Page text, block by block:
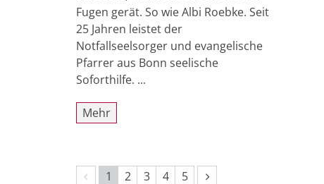
Fugen gerät. So wie Albi Roebke. Seit
25 Jahren leistet der
Notfallseelsorger und evangelische
Pfarrer aus Bonn seelische
Soforthilfe. ...
Mehr
Vorherige Seite
1 2 3 4 5 Nächste Seite